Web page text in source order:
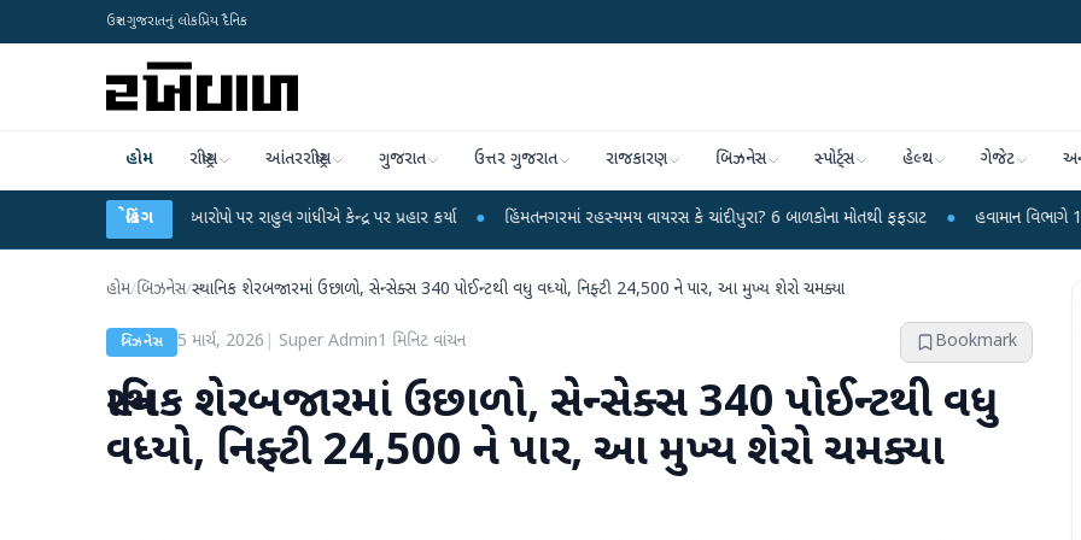
ઉત્તર ગુજરાતનું લોકપ્રિય દૈનિક
હોમ રાષ્ટ્રીય આંતરરાષ્ટ્રીય ગુજરાત ઉત્તર ગુજરાત રાજકારણ બિઝનેસ સ્પોર્ટ્સ હેલ્થ ગેજેટ
બ્રેકિંગ
લીકના આરોપો પર રાહુલ ગાંધીએ કેન્દ્ર પર પ્રહાર કર્યા ● હિંમતનગરમાં રહસ્યમય વાયરસ કે ચાંદીપુરા? 6 બાળકોના મોતથી ફફડાટ ● હવામાન વિભાગે 18 રાજ્યો માટે
હોમ/બિઝનેસ/સ્થાનિક શેરબજારમાં ઉછાળો, સેન્સેક્સ 340 પોઈન્ટથી વધુ વધ્યો, નિફ્ટી 24,500 ને પાર, આ મુખ્ય શેરો ચમક્યા
બિઝનેસ 5 માર્ચ, 2026 Super Admin1 મિનિટ વાંચન Bookmark
સ્થાનિક શેરબજારમાં ઉછાળો, સેન્સેક્સ 340 પોઈન્ટથી વધુ
વધ્યો, નિફ્ટી 24,500 ને પાર, આ મુખ્ય શેરો ચમક્યા